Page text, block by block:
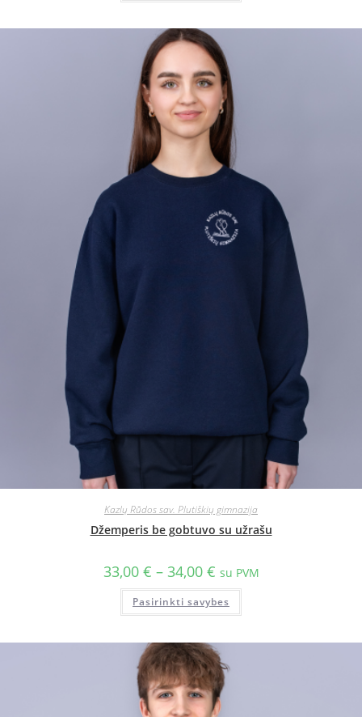
Kazlų Rūdos sav. Plutiškių gimnazija
Džemperis be gobtuvo su užrašu
33,00 € – 34,00 € su PVM
Pasirinkti savybes